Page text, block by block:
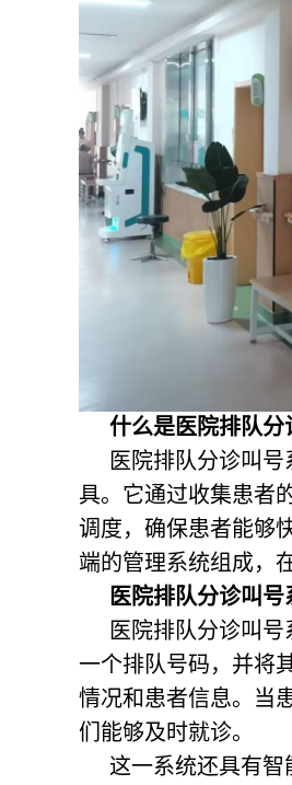
什么是医院排队分
医院排队分诊叫
具。它通过收集患者
调度，确保患者能够
端的管理系统组成，
医院排队分诊叫号
医院排队分诊叫
一个排队号码，并将
情况和患者信息。当
们能够及时就诊。
这一系统还具有